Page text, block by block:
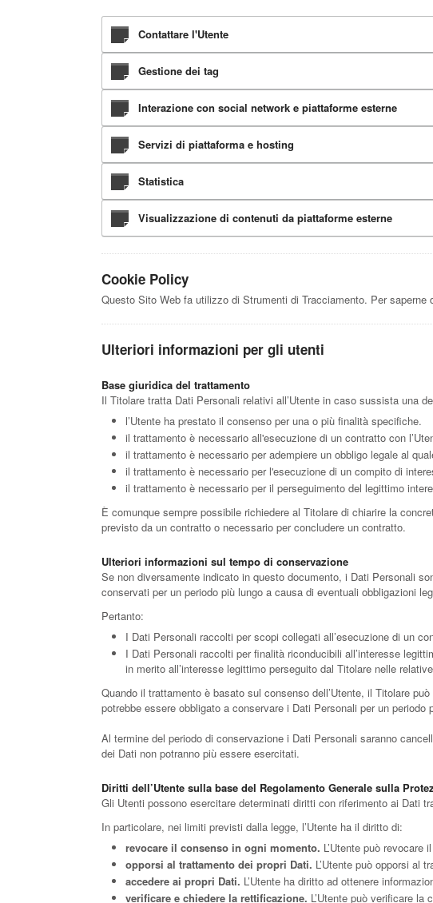
Contattare l'Utente
Gestione dei tag
Interazione con social network e piattaforme esterne
Servizi di piattaforma e hosting
Statistica
Visualizzazione di contenuti da piattaforme esterne
Cookie Policy
Questo Sito Web fa utilizzo di Strumenti di Tracciamento. Per
Ulteriori informazioni per gli utenti
Base giuridica del trattamento
Il Titolare tratta Dati Personali relativi all’Utente in caso sussista una
l’Utente ha prestato il consenso per una o più finalità specifiche.
il trattamento è necessario all'esecuzione di un contratto con
il trattamento è necessario per adempiere un obbligo legale al
il trattamento è necessario per l'esecuzione di un compito di
il trattamento è necessario per il perseguimento del legittimo
È comunque sempre possibile richiedere al Titolare di chiarire la
previsto da un contratto o necessario per concludere un contratto.
Ulteriori informazioni sul tempo di conservazione
Se non diversamente indicato in questo documento, i Dati Personali
conservati per un periodo più lungo a causa di eventuali obbligazioni
Pertanto:
I Dati Personali raccolti per scopi collegati all’esecuzione di un
I Dati Personali raccolti per finalità riconducibili all’interesse
in merito all’interesse legittimo perseguito dal Titolare nelle
Quando il trattamento è basato sul consenso dell’Utente, il Titolare
potrebbe essere obbligato a conservare i Dati Personali per un
Al termine del periodo di conservazione i Dati Personali saranno
dei Dati non potranno più essere esercitati.
Diritti dell’Utente sulla base del Regolamento Generale sulla
Gli Utenti possono esercitare determinati diritti con riferimento ai Dati
In particolare, nei limiti previsti dalla legge, l’Utente ha il diritto di:
revocare il consenso in ogni momento. L’Utente può
opporsi al trattamento dei propri Dati. L’Utente può opporsi al
accedere ai propri Dati. L’Utente ha diritto ad ottenere
verificare e chiedere la rettificazione. L’Utente può verificare la